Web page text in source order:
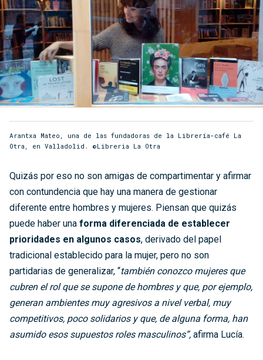
Arantxa Mateo, una de las fundadoras de la Librería-café La
Otra, en Valladolid. ©Libreria La Otra
Quizás por eso no son amigas de compartimentar y afirmar
con contundencia que hay una manera de gestionar
diferente entre hombres y mujeres. Piensan que quizás
puede haber una forma diferenciada de establecer
prioridades en algunos casos, derivado del papel
tradicional establecido para la mujer, pero no son
partidarias de generalizar, “también conozco mujeres que
cubren el rol que se supone de hombres y que, por ejemplo,
generan ambientes muy agresivos a nivel verbal, muy
competitivos, poco solidarios y que, de alguna forma, han
asumido esos supuestos roles masculinos”, afirma Lucía.